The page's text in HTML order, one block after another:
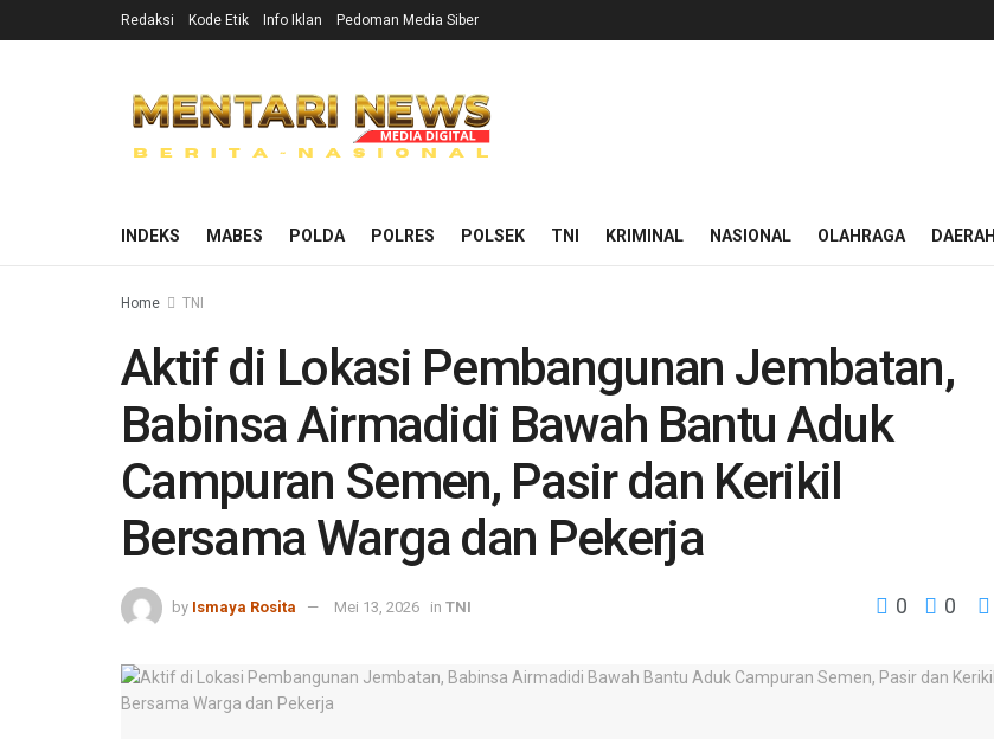
Redaksi Kode Etik Info Iklan Pedoman Media Siber
INDEKS MABES POLDA POLRES POLSEK TNI KRIMINAL NASIONAL OLAHRAGA DAERAH
Home TNI
Aktif di Lokasi Pembangunan Jembatan,
Babinsa Airmadidi Bawah Bantu Aduk
Campuran Semen, Pasir dan Kerikil
Bersama Warga dan Pekerja
by Ismaya Rosita Mei 13, 2026 in TNI 0 0